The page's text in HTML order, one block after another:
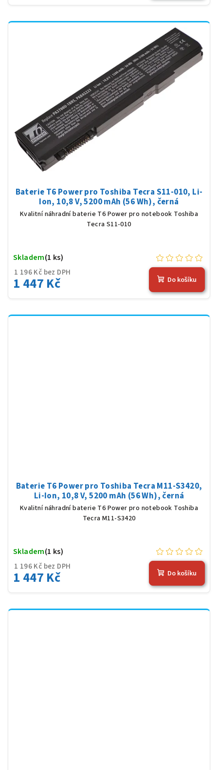
Baterie T6 Power pro Toshiba Tecra S11-010, Li-
Ion, 10,8 V, 5200 mAh (56 Wh), černá
Kvalitní náhradní baterie T6 Power pro notebook Toshiba
Tecra S11-010
1 196 Kč bez DPH
1 447 Kč
Skladem(1 ks)
Do košíku
Baterie T6 Power pro Toshiba Tecra M11-S3420,
Li-Ion, 10,8 V, 5200 mAh (56 Wh), černá
Kvalitní náhradní baterie T6 Power pro notebook Toshiba
Tecra M11-S3420
1 196 Kč bez DPH
1 447 Kč
Skladem(1 ks)
Do košíku